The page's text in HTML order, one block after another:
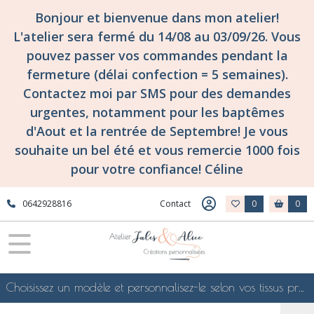
Bonjour et bienvenue dans mon atelier!
L'atelier sera fermé du 14/08 au 03/09/26. Vous
pouvez passer vos commandes pendant la
fermeture (délai confection = 5 semaines).
Contactez moi par SMS pour des demandes
urgentes, notamment pour les baptêmes
d'Aout et la rentrée de Septembre! Je vous
souhaite un bel été et vous remercie 1000 fois
pour votre confiance! Céline
0642928816 Contact 0 0
Choisissez un modèle et personnalisez-le selon vos tissus préférés de mes collections en ligne, je le confectionnerai selon vos souhaits
Fermer
FILTRES
Tous
produits
Au
grenier
grenier
ACCESSOIRES